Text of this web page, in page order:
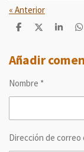
« Anterior
C
p
a
t
C
p
a
C
p
a
C
p
a
Añadir
Nombre *
Dirección de